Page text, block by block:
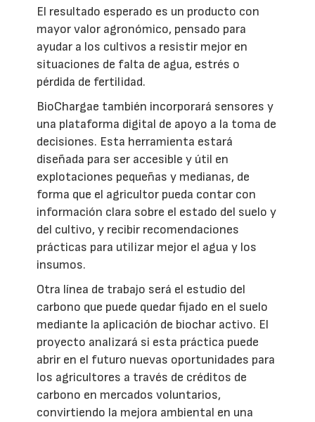
El resultado esperado es un producto con
mayor valor agronómico, pensado para
ayudar a los cultivos a resistir mejor en
situaciones de falta de agua, estrés o
pérdida de fertilidad.
BioChargae también incorporará sensores y
una plataforma digital de apoyo a la toma de
decisiones. Esta herramienta estará
diseñada para ser accesible y útil en
explotaciones pequeñas y medianas, de
forma que el agricultor pueda contar con
información clara sobre el estado del suelo y
del cultivo, y recibir recomendaciones
prácticas para utilizar mejor el agua y los
insumos.
Otra línea de trabajo será el estudio del
carbono que puede quedar fijado en el suelo
mediante la aplicación de biochar activo. El
proyecto analizará si esta práctica puede
abrir en el futuro nuevas oportunidades para
los agricultores a través de créditos de
carbono en mercados voluntarios,
convirtiendo la mejora ambiental en una